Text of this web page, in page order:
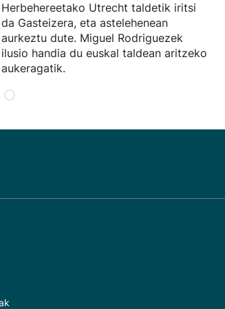
Herbehereetako Utrecht taldetik iritsi
da Gasteizera, eta astelehenean
aurkeztu dute. Miguel Rodriguezek
ilusio handia du euskal taldean aritzeko
aukeragatik.